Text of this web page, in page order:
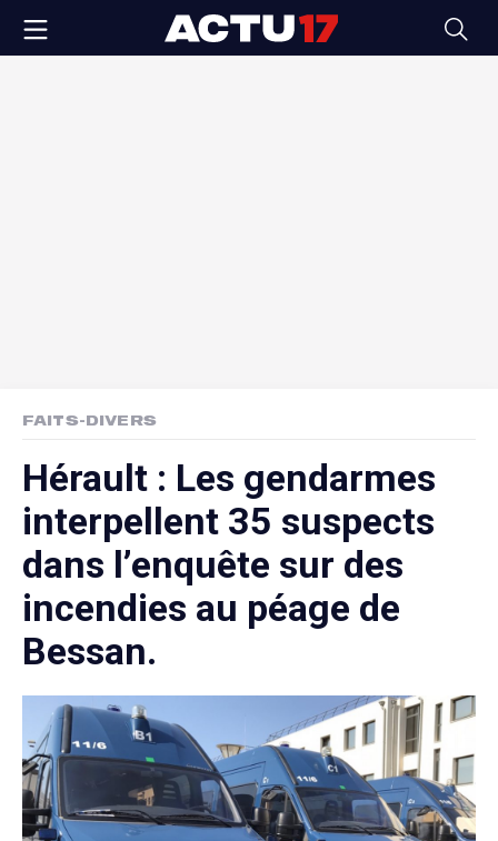
FAITS-DIVERS
Hérault : Les gendarmes
interpellent 35 suspects
dans l’enquête sur des
incendies au péage de
Bessan.